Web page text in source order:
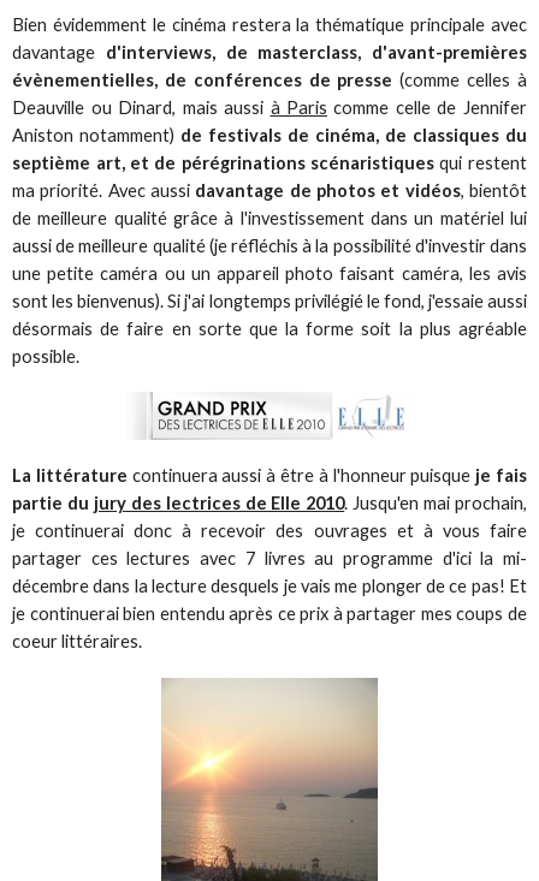
Bien évidemment le cinéma restera la thématique principale avec
davantage d'interviews, de masterclass, d'avant-premières
évènementielles, de conférences de presse (comme celles à
Deauville ou Dinard, mais aussi à Paris comme celle de Jennifer
Aniston notamment) de festivals de cinéma, de classiques du
septième art, et de pérégrinations scénaristiques qui restent
ma priorité. Avec aussi davantage de photos et vidéos, bientôt
de meilleure qualité grâce à l'investissement dans un matériel lui
aussi de meilleure qualité (je réfléchis à la possibilité d'investir dans
une petite caméra ou un appareil photo faisant caméra, les avis
sont les bienvenus). Si j'ai longtemps privilégié le fond, j'essaie aussi
désormais de faire en sorte que la forme soit la plus agréable
possible.
La littérature continuera aussi à être à l'honneur puisque je fais
partie du jury des lectrices de Elle 2010. Jusqu'en mai prochain,
je continuerai donc à recevoir des ouvrages et à vous faire
partager ces lectures avec 7 livres au programme d'ici la mi-
décembre dans la lecture desquels je vais me plonger de ce pas! Et
je continuerai bien entendu après ce prix à partager mes coups de
coeur littéraires.